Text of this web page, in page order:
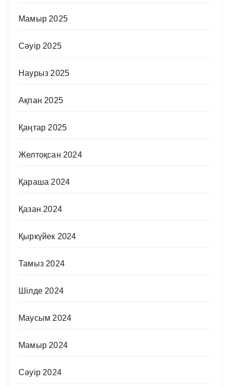
Мамыр 2025
Сәуір 2025
Наурыз 2025
Ақпан 2025
Қаңтар 2025
Желтоқсан 2024
Қараша 2024
Қазан 2024
Қыркүйек 2024
Тамыз 2024
Шілде 2024
Маусым 2024
Мамыр 2024
Сәуір 2024